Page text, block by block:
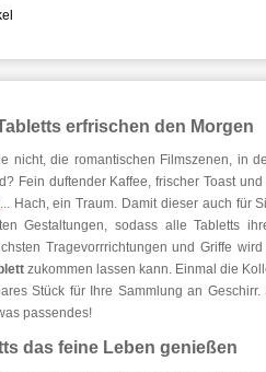
erfrischen den Morgen
nicht, die romantischen Filmszenen, in
Fein duftender Kaffee, frischer Toast
... Hach, ein Traum. Damit dieser auch für
Gestaltungen, sodass alle Tabletts
Tragevorrrichtungen und Griffe
zukommen lassen kann. Einmal die
Stück für Ihre Sammlung an
passendes!
das feine Leben genießen